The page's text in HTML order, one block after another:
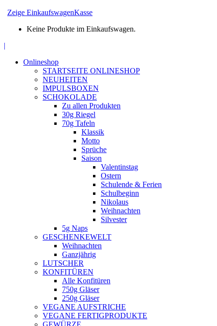
Zeige EinkaufswagenKasse
Keine Produkte im Einkaufswagen.
opens
|
Onlineshop
STARTSEITE ONLINESHOP
NEUHEITEN
IMPULSBOXEN
SCHOKOLADE
Zu allen Produkten
30g Riegel
70g Tafeln
Klassik
Motto
Sprüche
Saison
Valentinstag
Ostern
Schulende & Ferien
Schulbeginn
Nikolaus
Weihnachten
Silvester
5g Naps
GESCHENKEWELT
Weihnachten
Ganzjährig
LUTSCHER
KONFITÜREN
Alle Konfitüren
750g Gläser
250g Gläser
VEGANE AUFSTRICHE
VEGANE FERTIGPRODUKTE
GEWÜRZE